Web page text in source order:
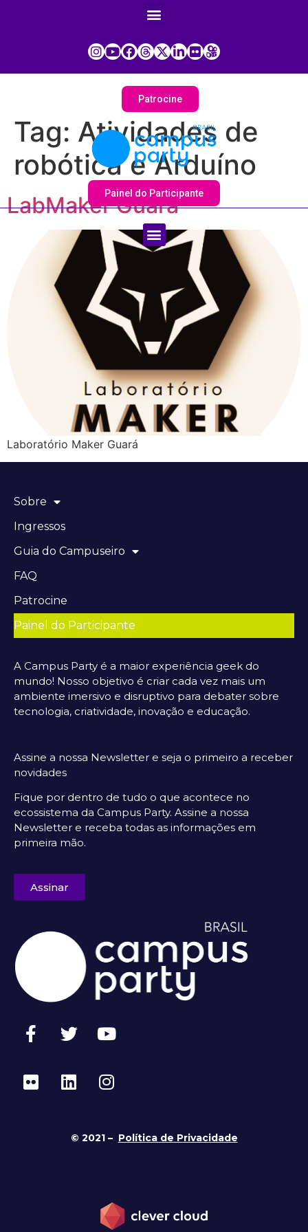
Patrocine
Painel do Participante
Tag: Atividades de
robótica e Arduíno
LabMaker Guará
Laboratório Maker Guará
Sobre
Ingressos
Guia do Campuseiro
FAQ
Patrocine
Painel do Participante
A Campus Party é a maior experiência geek do
mundo! Nosso objetivo é criar cada vez mais um
ambiente imersivo e disruptivo para debater sobre
tecnologia, criatividade, inovação e educação.
Assine a nossa Newsletter e seja o primeiro a receber
novidades
Fique por dentro de tudo o que acontece no
ecossistema da Campus Party. Assine a nossa
Newsletter e receba todas as informações em
primeira mão.
Assinar
© 2021 – Política de Privacidade